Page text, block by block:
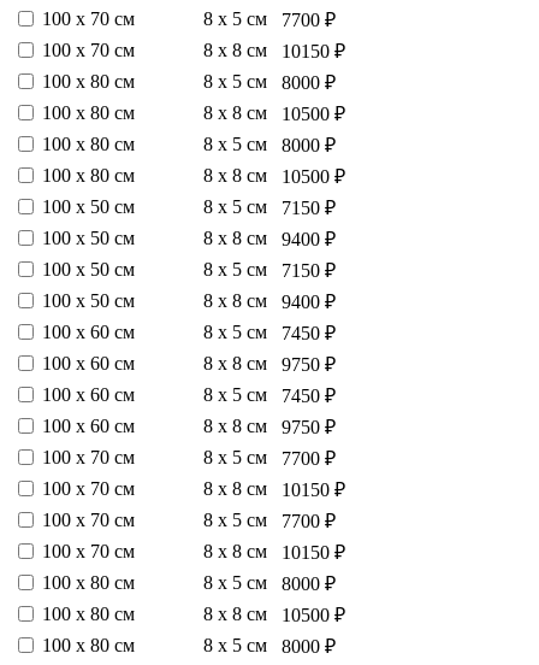
100 х 70 см
8 х 5 см
7700 ₽
100 х 70 см
8 х 8 см
10150 ₽
100 х 80 см
8 х 5 см
8000 ₽
100 х 80 см
8 х 8 см
10500 ₽
100 х 80 см
8 х 5 см
8000 ₽
100 х 80 см
8 х 8 см
10500 ₽
100 х 50 см
8 х 5 см
7150 ₽
100 х 50 см
8 х 8 см
9400 ₽
100 х 50 см
8 х 5 см
7150 ₽
100 х 50 см
8 х 8 см
9400 ₽
100 х 60 см
8 х 5 см
7450 ₽
100 х 60 см
8 х 8 см
9750 ₽
100 х 60 см
8 х 5 см
7450 ₽
100 х 60 см
8 х 8 см
9750 ₽
100 х 70 см
8 х 5 см
7700 ₽
100 х 70 см
8 х 8 см
10150 ₽
100 х 70 см
8 х 5 см
7700 ₽
100 х 70 см
8 х 8 см
10150 ₽
100 х 80 см
8 х 5 см
8000 ₽
100 х 80 см
8 х 8 см
10500 ₽
100 х 80 см
8 х 5 см
8000 ₽